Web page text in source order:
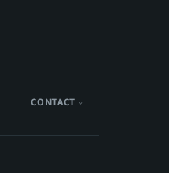
CONTACT